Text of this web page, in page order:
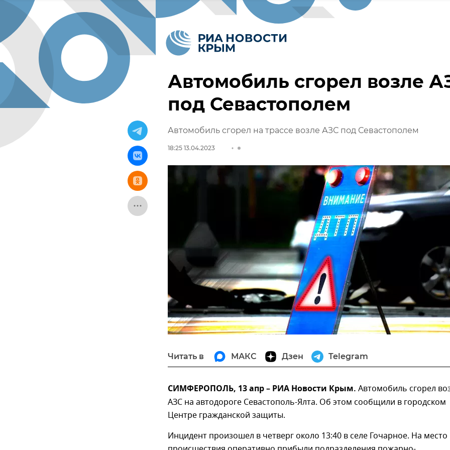
Автомобиль сгорел возле
под Севастополем
Автомобиль сгорел на трассе возле АЗС под Севастополем
18:25 13.04.2023
Читать в МАКС Дзен Telegram
СИМФЕРОПОЛЬ, 13 апр – РИА Новости Крым. Автомобиль сгорел
АЗС на автодороге Севастополь-Ялта. Об этом сообщили в городском
Центре гражданской защиты.
Инцидент произошел в четверг около 13:40 в селе Гочарное. На место